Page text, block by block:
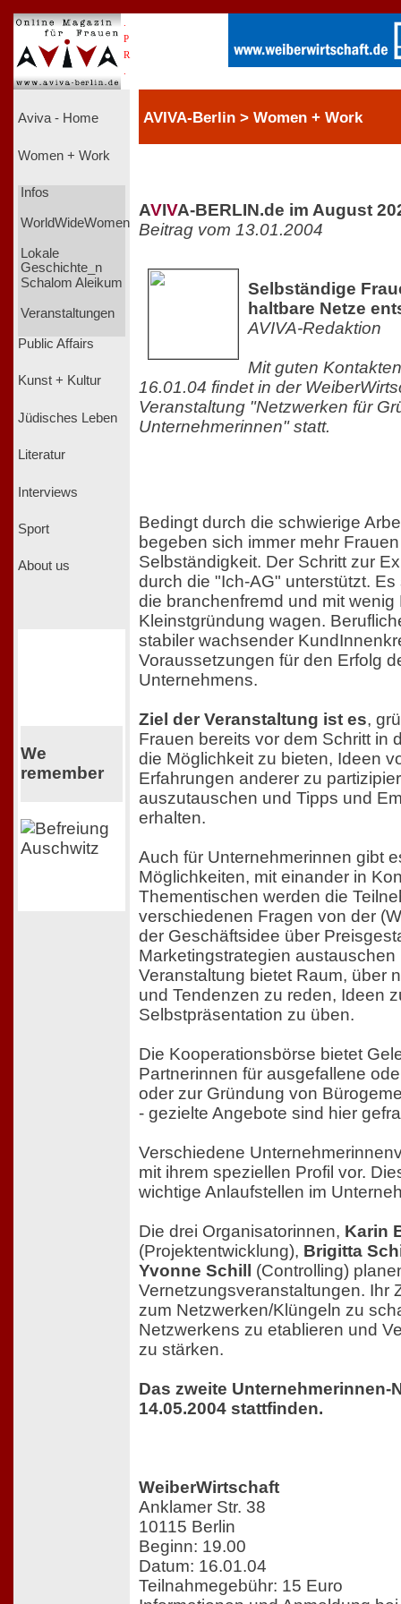
P
R
Aviva - Home
Women + Work
Infos
WorldWideWomen
Lokale
Geschichte_n
Schalom Aleikum
Veranstaltungen
Public Affairs
Kunst + Kultur
Jüdisches Leben
Literatur
Interviews
Sport
About us
We
remember
AVIVA-Berlin > Women + Work
AVIVA-BERLIN.de im August
Beitrag vom 13.01.2004
Selbständige
haltbare Netze
AVIVA-Redaktion
Mit guten
16.01.04 findet in der
Veranstaltung "Netzwerken für
Unternehmerinnen" statt.
Bedingt durch die schwierige
begeben sich immer mehr
Selbständigkeit. Der Schritt zur
durch die "Ich-AG" unterstützt.
die branchenfremd und mit wenig
Kleinstgründung wagen.
stabiler wachsender
Voraussetzungen für den Erfolg
Unternehmens.
Ziel der Veranstaltung ist es,
Frauen bereits vor dem Schritt in
die Möglichkeit zu bieten, Ideen
Erfahrungen anderer zu
auszutauschen und Tipps und
erhalten.
Auch für Unternehmerinnen gibt
Möglichkeiten, mit einander in
Thementischen werden die
verschiedenen Fragen von der
der Geschäftsidee über
Marketingstrategien
Veranstaltung bietet Raum, über
und Tendenzen zu reden, Ideen
Selbstpräsentation zu üben.
Die Kooperationsbörse bietet
Partnerinnen für ausgefallene
oder zur Gründung von
- gezielte Angebote sind hier
Verschiedene
mit ihrem speziellen Profil vor.
wichtige Anlaufstellen im
Die drei Organisatorinnen, Karin
(Projektentwicklung), Brigitta
Yvonne Schill
(Controlling)
Vernetzungsveranstaltungen. Ihr
zum Netzwerken/Klüngeln zu
Netzwerkens zu etablieren und
zu stärken.
Das zweite Unternehmerinnen-
14.05.2004 stattfinden.
WeiberWirtschaft
Anklamer Str. 38
10115 Berlin
Beginn: 19.00
Datum: 16.01.04
Teilnahmegebühr: 15 Euro